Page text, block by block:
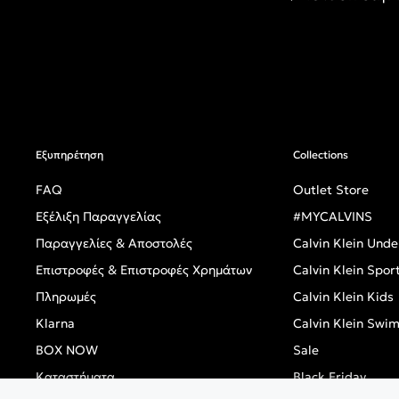
Εξυπηρέτηση
FAQ
Εξέλιξη Παραγγελίας
Παραγγελίες & Αποστολές
Επιστροφές & Επιστροφές Χρημάτων
Πληρωμές
Klarna
BOX NOW
Καταστήματα
Collections
Outlet Store
#MYCALVINS
Calvin Klein
Calvin Klein
Calvin Klein Kids
Calvin Klein
Sale
Black Friday